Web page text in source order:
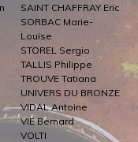
SAINT CHAFFRAY Eric
SORBAC Marie-
Louise
STOREL Sergio
TALLIS Philippe
TROUVE Tatiana
UNIVERS DU BRONZE
VIDAL Antoine
VIE Bernard
VOLTI